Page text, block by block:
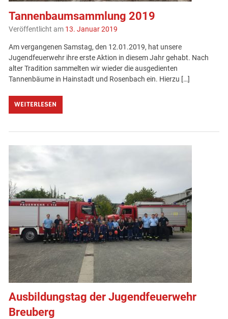
Tannenbaumsammlung 2019
Veröffentlicht am 13. Januar 2019
Am vergangenen Samstag, den 12.01.2019, hat unsere
Jugendfeuerwehr ihre erste Aktion in diesem Jahr gehabt. Nach
alter Tradition sammelten wir wieder die ausgedienten
Tannenbäume in Hainstadt und Rosenbach ein. Hierzu […]
WEITERLESEN
Ausbildungstag der Jugendfeuerwehr
Breuberg